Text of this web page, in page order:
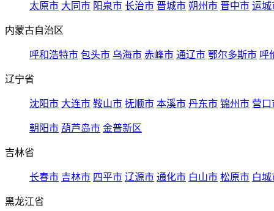
太原市 大同市 阳泉市 长治市 晋城市 朔州市 晋中市 运城
内蒙古自治区
呼和浩特市 包头市 乌海市 赤峰市 通辽市 鄂尔多斯市 呼
辽宁省
沈阳市 大连市 鞍山市 抚顺市 本溪市 丹东市 锦州市 营口
朝阳市 葫芦岛市 金普新区
吉林省
长春市 吉林市 四平市 辽源市 通化市 白山市 松原市 白城
黑龙江省